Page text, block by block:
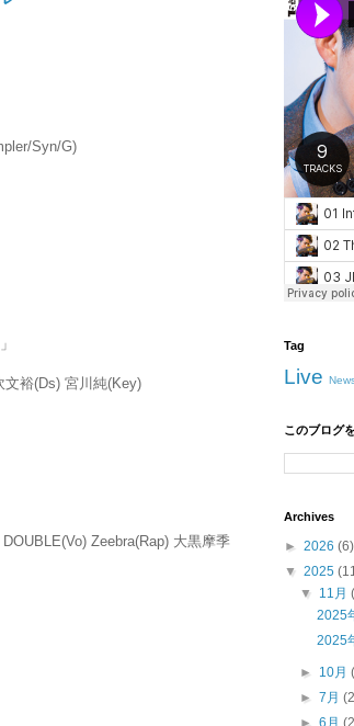
Syn/G)
裕(Ds) 宮川純(Key)
Zeebra(Rap) 大黒摩季
Tag
Live
このブログ
Archives
► 2026 (6)
▼ 2025
▼ 11月
2025
2025
► 10月
►7月